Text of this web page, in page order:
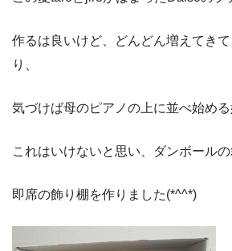
作るは良いけど、どんどん増えてき
り、
気づけば母のピアノの上に並べ始め
これはいけないと思い、ダンボールの
即席の飾り棚を作りました(*^^*)